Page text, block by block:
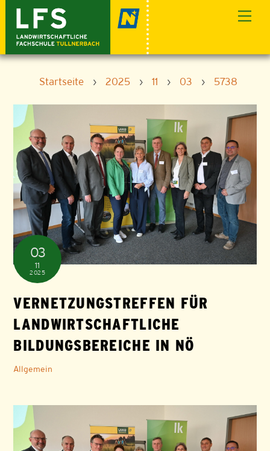
content
Startseite › 2025 › 11 › 03 › 5738
03
11
2025
VERNETZUNGSTREFFEN FÜR
LANDWIRTSCHAFTLICHE
BILDUNGSBEREICHE IN NÖ
Allgemein